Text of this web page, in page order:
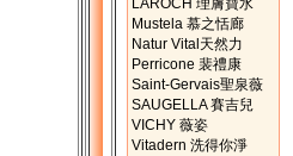
LAROCH 理膚寶水
Mustela 慕之恬廊
Natur Vital天然力
Perricone 裴禮康
Saint-Gervais聖泉薇
SAUGELLA 賽吉兒
VICHY 薇姿
Vitadern 洗得你淨